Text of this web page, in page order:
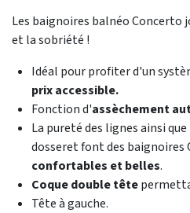
Les baignoires balnéo Concerto
et la sobriété !
Idéal pour profiter d'un
prix accessible.
Fonction d'assèchement
La pureté des lignes ainsi
dosseret font des baignoires
confortables et belles.
Coque double tête
Tête à gauche.